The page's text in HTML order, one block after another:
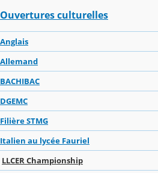
Ouvertures culturelles
Anglais
Allemand
BACHIBAC
DGEMC
Filière STMG
Italien au lycée Fauriel
LLCER Championship